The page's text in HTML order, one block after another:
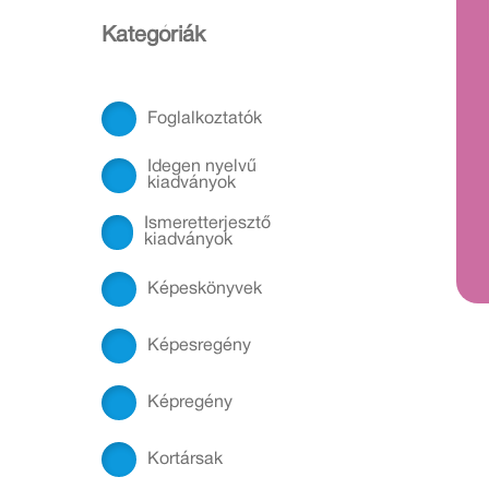
Kategóriák
Foglalkoztatók
Idegen nyelvű
kiadványok
Ismeretterjesztő
kiadványok
Képeskönyvek
Képesregény
Képregény
Kortársak